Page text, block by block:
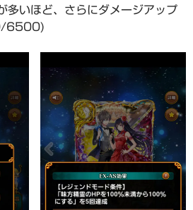
多いほど、さらにダメージアップ
6500)